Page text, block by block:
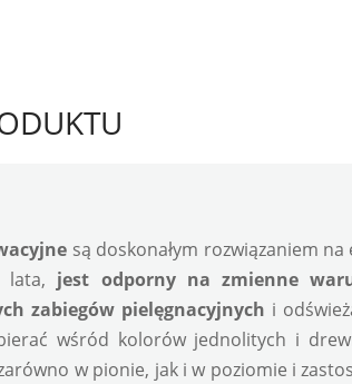
są doskonałym rozwiązaniem
lata, jest odporny na zmienne
zabiegów pielęgnacyjnych i
wśród kolorów jednolitych i
w pionie, jak i w poziomie i